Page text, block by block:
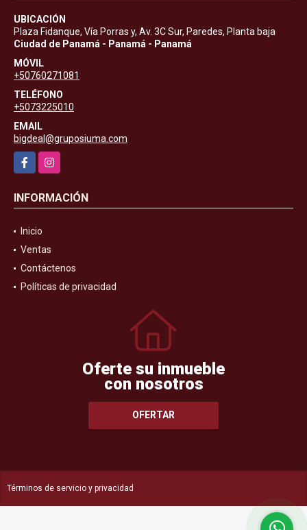
UBICACIÓN
Plaza Fidanque, Vía Porras y, Av. 3C Sur, Paredes, Planta baja
Ciudad de Panamá - Panamá - Panamá
MÓVIL
+50760271081
TELÉFONO
+5073225010
EMAIL
bigdeal@gruposiuma.com
FacebookInstagram
INFORMACIÓN
Inicio
Ventas
Contáctenos
Políticas de privacidad
Oferte su inmueble
con nosotros
OFERTAR
Términos de servicio y privacidad